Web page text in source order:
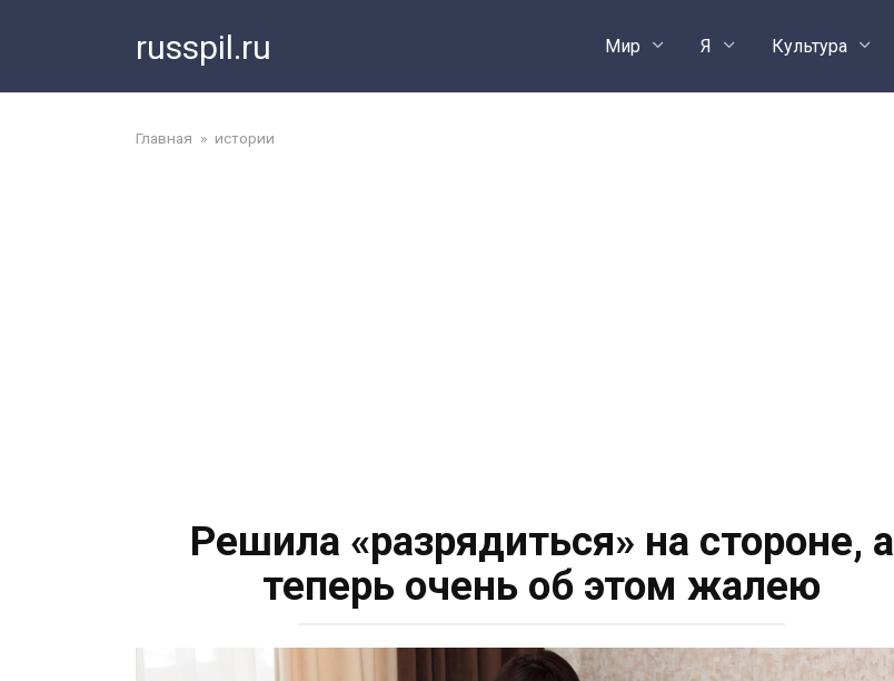
russpil.ru Мир Я Культура
Главная » истории
Решила «разрядиться» на стороне, а
теперь очень об этом жалею